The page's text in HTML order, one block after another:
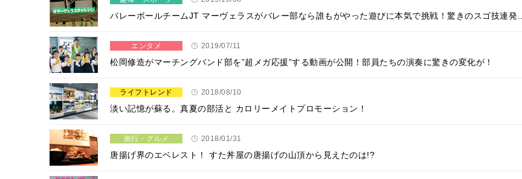
バレーボールチームJT マーヴェラスがバレー部なら誰もがやった遊びに本気で挑戦！驚きのスゴ技連発…
エンタメ 2019/07/11
松岡修造がマーチングバンド部を”超メガ応援”する動画が公開！部員たちの演奏に驚きの変化が！
ライフトレンド 2018/08/10
淡い記憶が蘇る。真夏の部活と カロリーメイトプロモーション！
旅行・グルメ 2018/01/31
唐揚げ界のエベレスト！ すた丼屋の唐揚げの山頂から見えたのは!?